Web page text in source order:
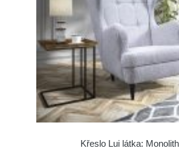
Křeslo Lui látka: